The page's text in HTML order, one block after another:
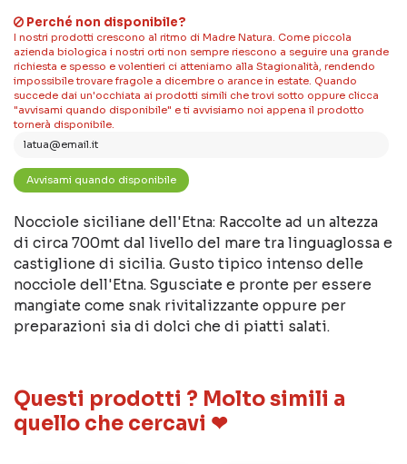
Perché non disponibile?
I nostri prodotti crescono al ritmo di Madre Natura. Come piccola
azienda biologica i nostri orti non sempre riescono a seguire una grande
richiesta e spesso e volentieri ci atteniamo alla Stagionalità, rendendo
impossibile trovare fragole a dicembre o arance in estate. Quando
succede dai un'occhiata ai prodotti simili che trovi sotto oppure clicca
"avvisami quando disponibile" e ti avvisiamo noi appena il prodotto
tornerà disponibile.
Nocciole siciliane dell'Etna: Raccolte ad un altezza
di circa 700mt dal livello del mare tra linguaglossa e
castiglione di sicilia. Gusto tipico intenso delle
nocciole dell'Etna. Sgusciate e pronte per essere
mangiate come snak rivitalizzante oppure per
preparazioni sia di dolci che di piatti salati.
Questi prodotti ? Molto simili a
quello che cercavi ❤